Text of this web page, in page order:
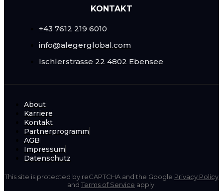
KONTAKT
+43 7612 219 6010
info@alegerglobal.com
Ischlerstrasse 22 4802 Ebensee
About
Karriere
Kontakt
Partnerprogramm
AGB
Impressum
Datenschutz
This site is protected by reCAPTCHA and the Google Privacy Policy
and Terms of Service apply.